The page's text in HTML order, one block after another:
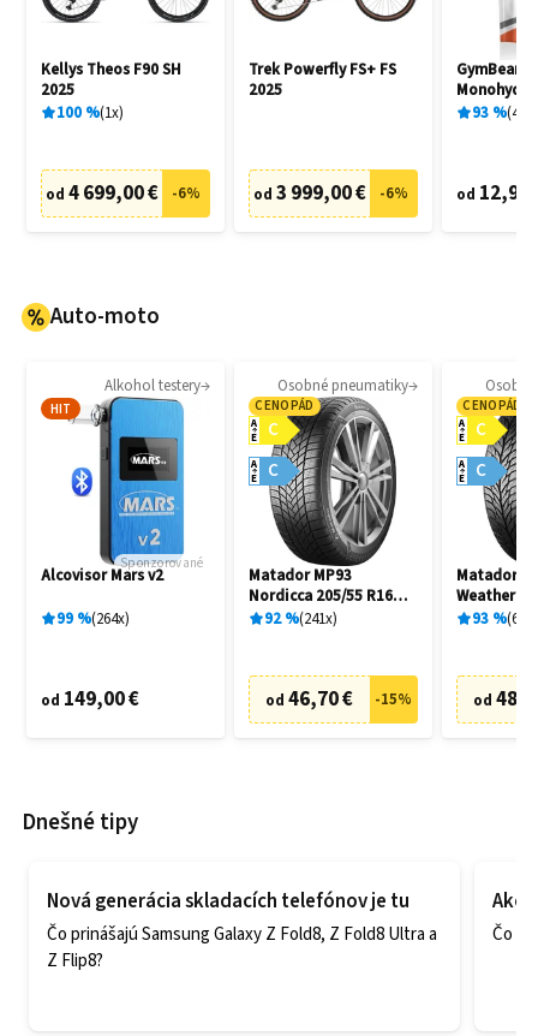
Kellys Theos F90 SH
2025
100% 1x
od 4 699,00 € -6%
Trek Powerfly FS+ FS
2025
od 3 999,00 € -6%
GymBeam
93% 404
od 12,95
Auto-moto
Alkohol testery
HIT
Sponzorované
Alcovisor Mars v2
99% 264x
od 149,00 €
Osobné pneumatiky
CENOPÁD
C
A
E
C
A
E
Matador MP93
Nordicca 205/55 R16
91H
92% 241x
od 46,70 € -15%
CENOPÁD
C
A
E
C
A
E
Matador
Weather
R16 91H
93% 69
od
Dnešné tipy
Nová generácia skladacích telefónov je tu
Čo prinášajú Samsung Galaxy Z Fold8, Z Fold8 Ultra a
Z Flip8?
Ako
Čo